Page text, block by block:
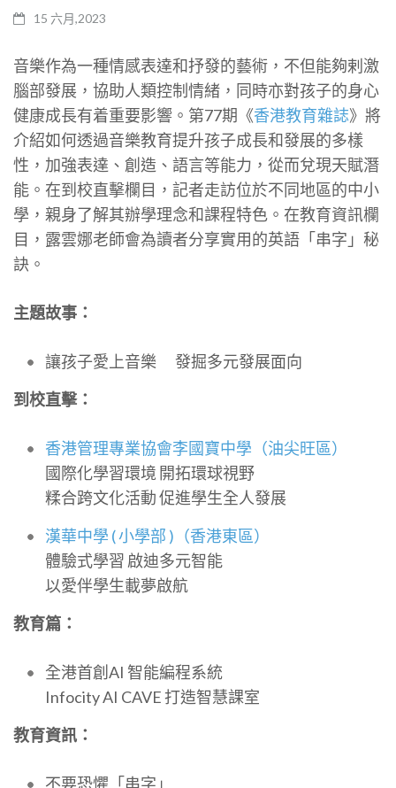
15 六月,2023
音樂作為一種情感表達和抒發的藝術，不但能夠剌激
腦部發展，協助人類控制情緒，同時亦對孩子的身心
健康成長有着重要影響。第77期《香港教育雜誌》將
介紹如何透過音樂教育提升孩子成長和發展的多樣
性，加強表達、創造、語言等能力，從而兌現天賦潛
能。在到校直擊欄目，記者走訪位於不同地區的中小
學，親身了解其辦學理念和課程特色。在教育資訊欄
目，露雲娜老師會為讀者分享實用的英語「串字」秘
訣。
主題故事：
讓孩子愛上音樂 發掘多元發展面向
到校直擊：
香港管理專業協會李國寶中學（油尖旺區）
國際化學習環境 開拓環球視野
糅合跨文化活動 促進學生全人發展
漢華中學 ( 小學部 )（香港東區）
體驗式學習 啟迪多元智能
以愛伴學生載夢啟航
教育篇：
全港首創AI 智能編程系統
Infocity AI CAVE 打造智慧課室
教育資訊：
不要恐懼「串字」